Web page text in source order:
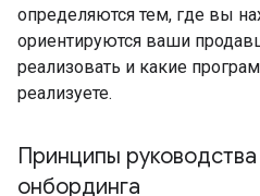
определяются тем, где вы
ориентируются ваши
реализовать и какие
реализуете.
Принципы
онбординга